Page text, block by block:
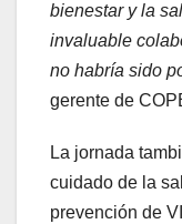
bienestar y la
invaluable
no habría sido
gerente de
La jornada
cuidado de la
prevención de